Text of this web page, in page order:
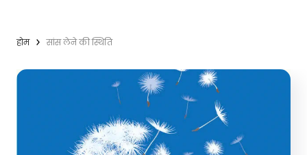
होम सांस लेने की स्थिति